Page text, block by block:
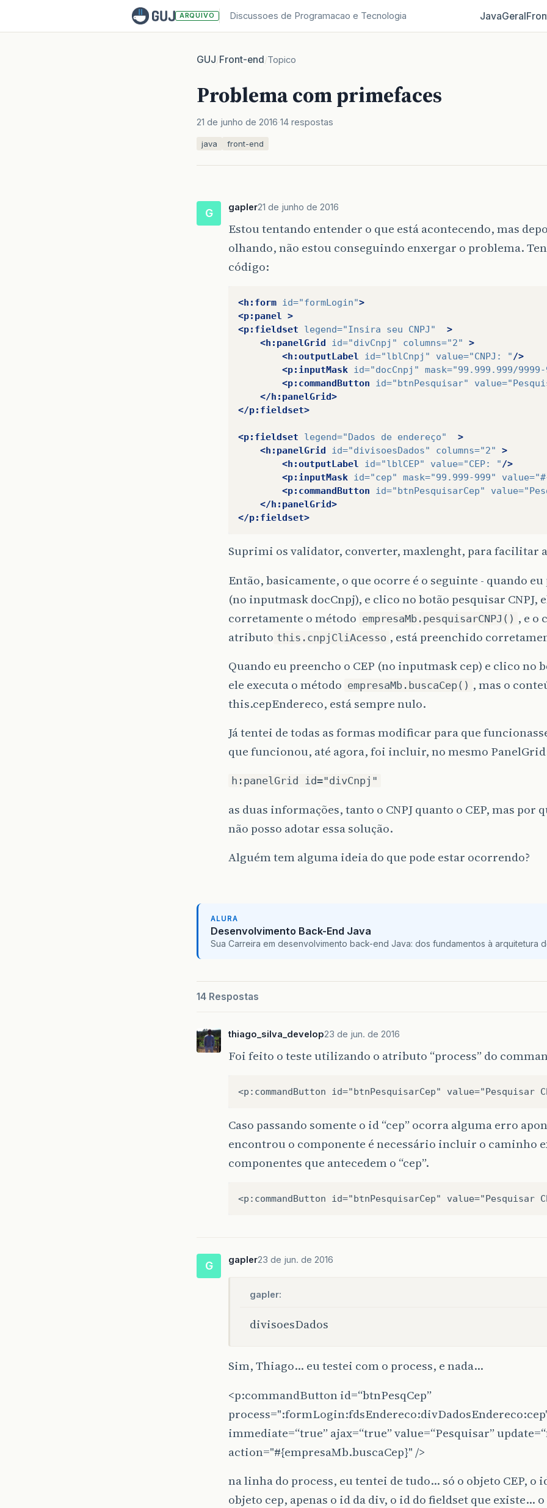
ARQUIVO Discussoes de Programacao e Tecnologia JavaGeral
GUJ/Front-end/Topico
Problema com primefaces
21 de junho de 2016 14 respostas
java front-end
G gapler21 de junho de 2016
Estou tentando entender o que está acontecendo, mas
olhando, não estou conseguindo enxergar o problema.
código:
<h:form id="formLogin">
<p:panel
>
<p:fieldset
legend="Insira seu CNPJ"
>
<h:panelGrid
id="divCnpj" columns="2"
>
<h:outputLabel
id="lblCnpj" value="CNPJ: " />
<p:inputMask
id="docCnpj" mask="99.999.999/9999-
<p:commandButton
id="btnPesquisar" value=
</h:panelGrid>
</p:fieldset>
<p:fieldset legend="Dados de endereço"
>
<h:panelGrid
id="divisoesDados" columns="2"
>
<h:outputLabel
id="lblCEP" value="CEP: " />
<p:inputMask
id="cep" mask="99.999-999" value=
<p:commandButton
id="btnPesquisarCep" value=
</h:panelGrid>
</p:fieldset>
Suprimi os validator, converter, maxlenght, para facilitar
Então, basicamente, o que ocorre é o seguinte - quando eu
(no inputmask docCnpj), e clico no botão pesquisar CNPJ,
corretamente o método empresaMb.pesquisarCNPJ() , e o
atributo this.cnpjCliAcesso , está preenchido
Quando eu preencho o CEP (no inputmask cep) e clico no
ele executa o método empresaMb.buscaCep() , mas o
this.cepEndereco, está sempre nulo.
Já tentei de todas as formas modificar para que
que funcionou, até agora, foi incluir, no mesmo
h:panelGrid id="divCnpj"
as duas informações, tanto o CNPJ quanto o CEP, mas por
não posso adotar essa solução.
Alguém tem alguma ideia do que pode estar ocorrendo?
ALURA
Desenvolvimento Back-End Java
Sua Carreira em desenvolvimento back-end Java: dos fundamentos à arquitetura
14 Respostas
thiago_silva_develop23 de jun. de 2016
Foi feito o teste utilizando o atributo “process” do
Caso passando somente o id “cep” ocorra alguma erro
encontrou o componente é necessário incluir o caminho
componentes que antecedem o “cep”.
G gapler23 de jun. de 2016
gapler:
divisoesDados
Sim, Thiago… eu testei com o process, e nada…
<p:commandButton id=“btnPesqCep”
immediate=“true” ajax=“true” value=“Pesquisar”
action="#{empresaMb.buscaCep}" />
na linha do process, eu tentei de tudo… só o objeto CEP, o
objeto cep, apenas o id da div, o id do fieldset que existe…